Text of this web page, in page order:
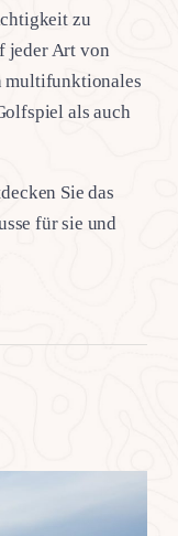
zu
jeder Art von
multifunktionales
als auch
Sie das
für sie und